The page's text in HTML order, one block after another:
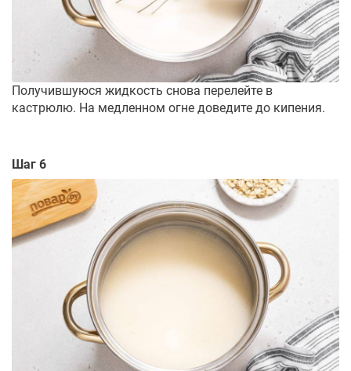
Получившуюся жидкость снова перелейте в
кастрюлю. На медленном огне доведите до кипения.
Шаг 6